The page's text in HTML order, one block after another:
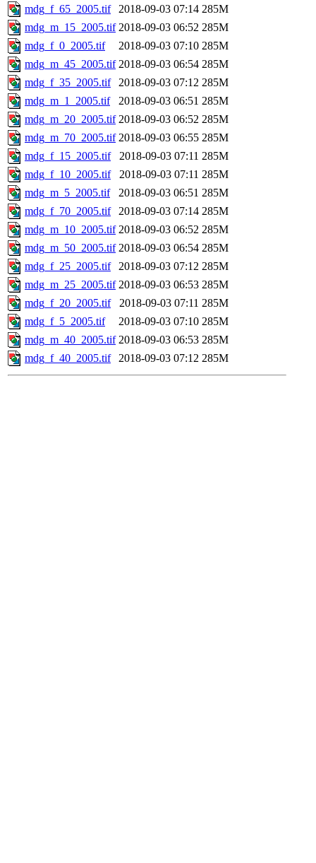
mdg_f_65_2005.tif
2018-09-03 07:14 285M
mdg_m_15_2005.tif 2018-09-03 06:52 285M
mdg_f_0_2005.tif
2018-09-03 07:10 285M
mdg_m_45_2005.tif 2018-09-03 06:54 285M
mdg_f_35_2005.tif
2018-09-03 07:12 285M
mdg_m_1_2005.tif
2018-09-03 06:51 285M
mdg_m_20_2005.tif 2018-09-03 06:52 285M
mdg_m_70_2005.tif 2018-09-03 06:55 285M
mdg_f_15_2005.tif
2018-09-03 07:11 285M
mdg_f_10_2005.tif
2018-09-03 07:11 285M
mdg_m_5_2005.tif
2018-09-03 06:51 285M
mdg_f_70_2005.tif
2018-09-03 07:14 285M
mdg_m_10_2005.tif 2018-09-03 06:52 285M
mdg_m_50_2005.tif 2018-09-03 06:54 285M
mdg_f_25_2005.tif
2018-09-03 07:12 285M
mdg_m_25_2005.tif 2018-09-03 06:53 285M
mdg_f_20_2005.tif
2018-09-03 07:11 285M
mdg_f_5_2005.tif
2018-09-03 07:10 285M
mdg_m_40_2005.tif 2018-09-03 06:53 285M
mdg_f_40_2005.tif
2018-09-03 07:12 285M